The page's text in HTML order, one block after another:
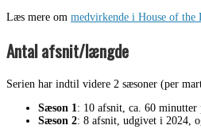
Læs mere om medvirkende i House of the
Antal afsnit/længde
Serien har indtil videre 2 sæsoner (per
Sæson 1 : 10 afsnit, ca. 60 minutter
Sæson 2: 8 afsnit, udgivet i 2024,